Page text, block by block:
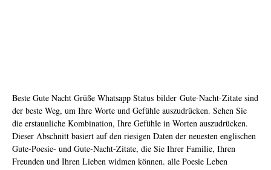
Beste Gute Nacht Grüße Whatsapp Status bilder Gute-Nacht-Zitate sind
der beste Weg, um Ihre Worte und Gefühle auszudrücken. Sehen Sie
die erstaunliche Kombination, Ihre Gefühle in Worten auszudrücken.
Dieser Abschnitt basiert auf den riesigen Daten der neuesten englischen
Gute-Poesie- und Gute-Nacht-Zitate, die Sie Ihrer Familie, Ihren
Freunden und Ihren Lieben widmen können. alle Poesie Leben